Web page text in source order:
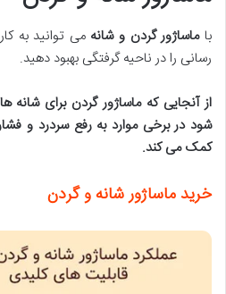
باماساژور گردن و شانه می توانید به
رسانی را در ناحیه گرفتگی بهبود دهید.
از آنجایی که ماساژور گردن برای
شود در برخی موارد به رفع سردرد و
کمک می کند.
خرید ماساژور شانه و گردن